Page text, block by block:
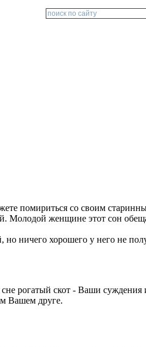
помириться со своим
женщине этот сон
ничего хорошего у него не
рогатый скот - Ваши
Вашем друге.